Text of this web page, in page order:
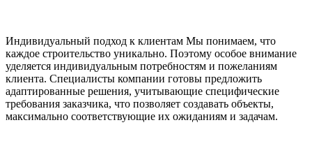
Индивидуальный подход к клиентам Мы понимаем, что
каждое строительство уникально. Поэтому особое внимание
уделяется индивидуальным потребностям и пожеланиям
клиента. Специалисты компании готовы предложить
адаптированные решения, учитывающие специфические
требования заказчика, что позволяет создавать объекты,
максимально соответствующие их ожиданиям и задачам.